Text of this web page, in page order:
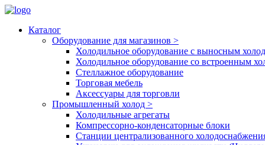
Каталог
Оборудование для магазинов >
Холодильное оборудование с выносным
Холодильное оборудование со встроенным
Стеллажное оборудование
Торговая мебель
Аксессуары для торговли
Промышленный холод >
Холодильные агрегаты
Компрессорно-конденсаторные блоки
Станции централизованного